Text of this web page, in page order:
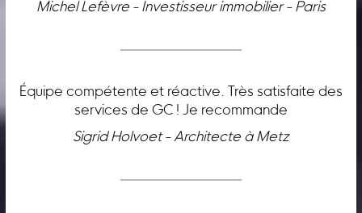
Michel Lefèvre - Investisseur immobilier - Paris
Équipe compétente et réactive. Très satisfaite des
services de GC ! Je recommande
Sigrid Holvoet - Architecte à Metz